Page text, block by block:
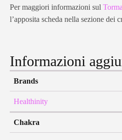
Per maggiori informazioni sul
l’apposita scheda nella sezione dei
Informazioni
Brands
Healthinity
Chakra